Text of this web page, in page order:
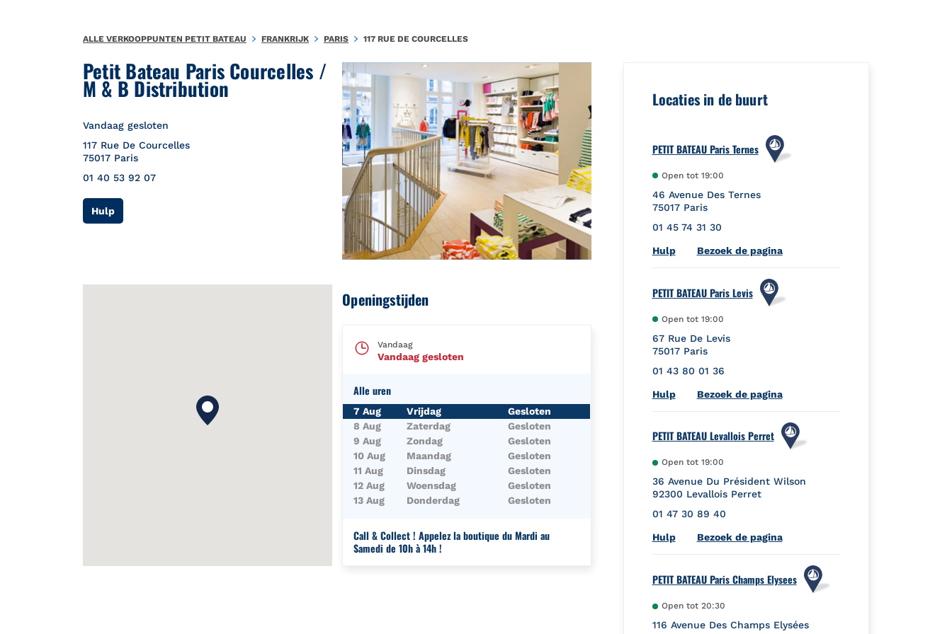
Petit Bateau Paris Courcelles /
M & B Distribution
Vandaag gesloten
117 Rue De Courcelles
75017 Paris
01 40 53 92 07
HulpLink Opens in New Tab
Openingstijden
Vandaag
Vandaag gesloten
Alle uren
Dag van de WeekUren
7 Aug Vrijdag
Gesloten
8 Aug
Zaterdag
Gesloten
9 Aug
Zondag
Gesloten
10 Aug
Maandag
Gesloten
11 Aug
Dinsdag
Gesloten
12 Aug
Woensdag
Gesloten
13 Aug
Donderdag Gesloten
Call & Collect ! Appelez la boutique du Mardi au
Samedi de 10h à 14h !
Locaties in de buurt
PETIT BATEAU Paris Ternes
Open tot 19:00
46 Avenue Des Ternes
75017 Paris
01 45 74 31 30
HulpLink Opens in New Tab
Bezoek de pagina
PETIT BATEAU Paris Levis
Open tot 19:00
67 Rue De Levis
75017 Paris
01 43 80 01 36
HulpLink Opens in New Tab
Bezoek de pagina
PETIT BATEAU Levallois Perret
Open tot 19:00
36 Avenue Du Président Wilson
92300 Levallois Perret
01 47 30 89 40
HulpLink Opens in New Tab
Bezoek de pagina
PETIT BATEAU Paris Champs Elysees
Open tot 20:30
116 Avenue Des Champs Elysées
ALLE VERKOOPPUNTEN PETIT BATEAU FRANKRIJK PARIS 117 RUE DE COURCELLES